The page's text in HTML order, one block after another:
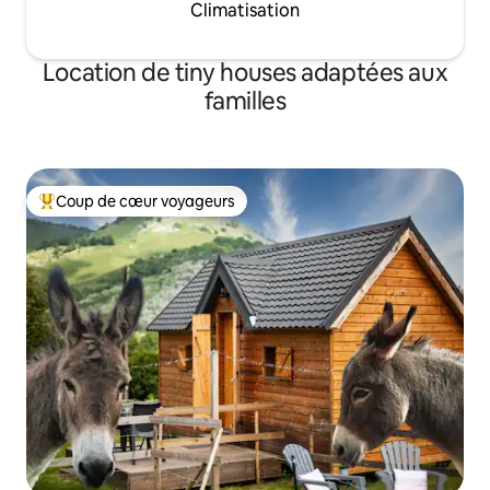
Climatisation
Location de tiny houses adaptées aux
familles
Coups de cœur voyageurs les plus appréciés
Coup de cœur voyageurs